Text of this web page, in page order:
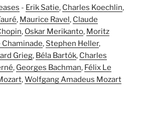
- Erik Satie, Charles Koechlin,
, Maurice Ravel , Claude
, Oskar Merikanto, Moritz
Chaminade, Stephen Heller,
Grieg, Béla Bartók, Charles
, Georges Bachman, Félix Le
,Wolfgang Amadeus Mozart